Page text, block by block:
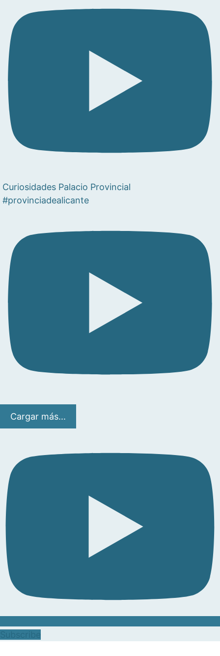
Curiosidades Palacio Provincial
#provinciadealicante
Cargar más...